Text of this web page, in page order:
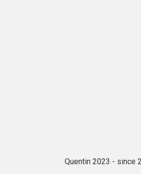
Quentin 2023 - since